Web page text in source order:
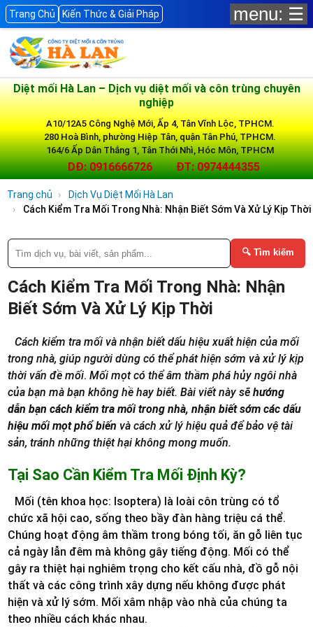
Trang Chủ Kiến Thức & Giải Pháp menu: ☰
Diệt mối Hà Lan – Dịch vụ diệt mối và côn trùng chuyên
nghiệp
A10/12A5 Công Nghệ Mới, Ấp 4, Tân Vĩnh Lộc, TPHCM.
280 Hoà Bình, phường Hiệp Tân, quận Tân Phú, TPHCM.
164/6 Ấp Dân Thắng 1, Tân Thới Nhì, Hóc Môn, TPHCM
DĐ: 0916666726 ĐT: 0974444355
Trang chủ
Dịch Vụ Diệt Mối Hà Lan
Cách Kiểm Tra Mối Trong Nhà: Nhận Biết Sớm Và Xử Lý Kịp Thời
🔍 Tìm kiếm
Cách Kiểm Tra Mối Trong Nhà: Nhận
Biết Sớm Và Xử Lý Kịp Thời
Cách kiểm tra mối và nhận biết dấu hiệu xuất hiện của mối
trong nhà, giúp người dùng có thể phát hiện sớm và xử lý kịp
thời vấn đề mối.Mối mọt có thể âm thầm phá hủy ngôi nhà
của bạn mà bạn không hề hay biết. Bài viết này sẽhướng
dẫn bạn cách kiểm tra mối trong nhà, nhận biết sớm các dấu
hiệu mối mọt phổ biến và cách xử lý hiệu quả để bảo vệ tài
sản, tránh những thiệt hại không mong muốn.
Tại Sao Cần Kiểm Tra Mối Định Kỳ?
Mối (tên khoa học: Isoptera) là loài côn trùng có tổ
chức xã hội cao, sống theo bầy đàn hàng triệu cá thể.
Chúng hoạt động âm thầm trong bóng tối, ăn gỗ liên tục
cả ngày lẫn đêm mà không gây tiếng động. Mối có thể
gây ra thiệt hại nghiêm trọng cho kết cấu nhà, đồ gỗ nội
thất và các công trình xây dựng nếu không được phát
hiện và xử lý sớm. Mối xâm nhập vào nhà của chúng ta
theo nhiều cách khác nhau.